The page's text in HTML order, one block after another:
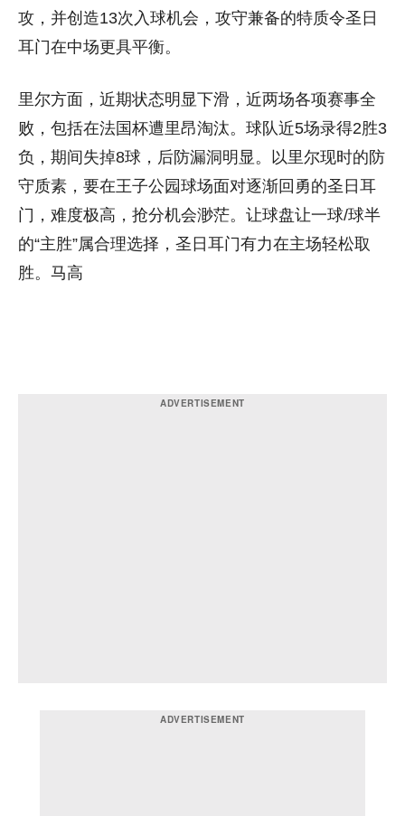
攻，并创造13次入球机会，攻守兼备的特质令圣日
耳门在中场更具平衡。
里尔方面，近期状态明显下滑，近两场各项赛事全
败，包括在法国杯遭里昂淘汰。球队近5场录得2胜3
负，期间失掉8球，后防漏洞明显。以里尔现时的防
守质素，要在王子公园球场面对逐渐回勇的圣日耳
门，难度极高，抢分机会渺茫。让球盘让一球/球半
的“主胜”属合理选择，圣日耳门有力在主场轻松取
胜。马高